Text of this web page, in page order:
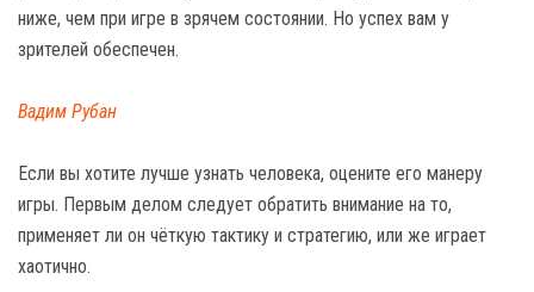
ниже, чем при игре в зрячем состоянии. Но успех вам у
зрителей обеспечен.
Вадим Рубан
Если вы хотите лучше узнать человека, оцените его манеру
игры. Первым делом следует обратить внимание на то,
применяет ли он чёткую тактику и стратегию, или же играет
хаотично.